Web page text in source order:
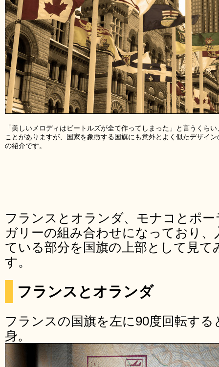
「美しいメロディはビートルズが全て作ってしまった」と言うくら
ことがありますが、国家を象徴する国旗にも意外とよく似たデザイ
の紹介です。
フランスとオランダ、モナコとポ
ガリーの組み合わせになっており
ている部分を国旗の上部として見て
す。
フランスとオランダ
フランスの国旗を左に90度回転す
身。